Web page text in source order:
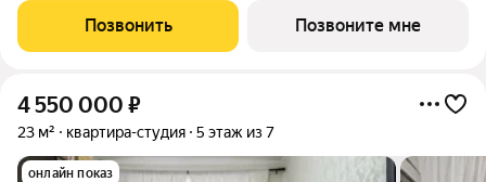
функциональная планировка, большие окна, с отделкой. Жилой
квартал «Янинский лес»
Позвонить Позвоните мне
4 550 000 ₽
23 м² квартира-студия 5 этаж из 7
онлайн показ